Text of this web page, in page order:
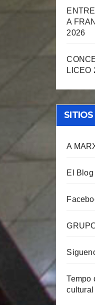
A
2026
LICEO
A
El
Tempo
cultural